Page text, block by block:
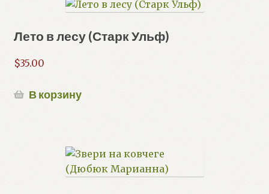
Лето в лесу (Старк Ульф)
$35.00
В корзину